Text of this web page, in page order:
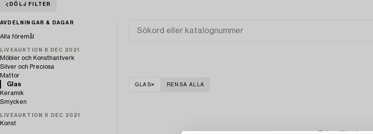
DÖLJ FILTER
AVDELNINGAR & DAGAR
Alla föremål
LIVEAUKTION 8 DEC 2021
Möbler och Konsthantverk
Silver och Preciosa
Mattor
Glas
Keramik
Smycken
LIVEAUKTION 9 DEC 2021
Konst
GLAS RENSA ALLA